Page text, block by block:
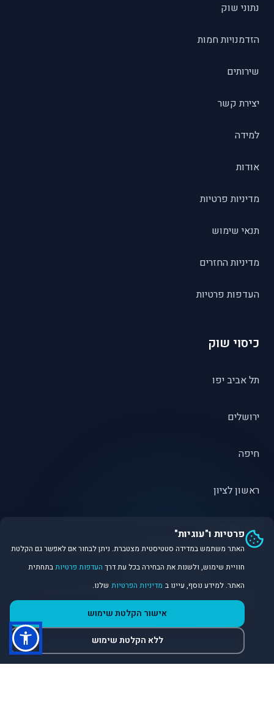
נתוני שוק
הזדמנויות חמות
שירותים
יצירת קשר
למידה
אודות
מדיניות פרטיות
תנאי שימוש
מדיניות החזרים
העדפות פרטיות
כיסוי שוק
תל אביב יפו
ירושלים
חיפה
ראשון לציון
פתח תקווה
©
פלטפורמת נתונים ובינה מלאכותית לניתוח שוק הנדל״ן.
פרטיות ו"עוגיות"
האתר משתמש במדידה סטטיסטית מצטברת. ניתן לבחור אם לאפשר גם הקלטת
חוויית שימוש, ולשנות את הבחירה בכל עת דרך העדפות פרטיותבתחתית
האתר. למידע נוסף, עיינו ב מדיניות הפרטיות שלנו.
אישור הקלטת שימוש
ללא הקלטת שימוש